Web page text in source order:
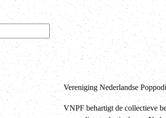
Vereniging Nederlandse
VNPF behartigt de collectieve